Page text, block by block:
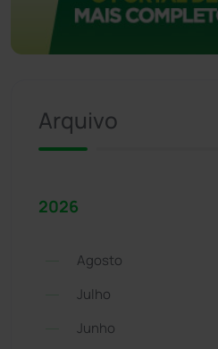
Arquivo
2026
Agosto
Julho
Junho